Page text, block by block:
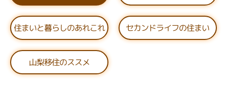
住まいと暮らしのあれこれ セカンドライフの住まい
山梨移住のススメ